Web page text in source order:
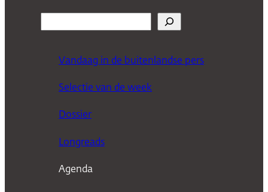
Vandaag in de buitenlandse pers
Selectie van de week
Dossier
Longreads
Agenda